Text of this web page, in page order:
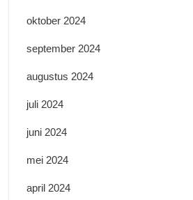
oktober 2024
september 2024
augustus 2024
juli 2024
juni 2024
mei 2024
april 2024